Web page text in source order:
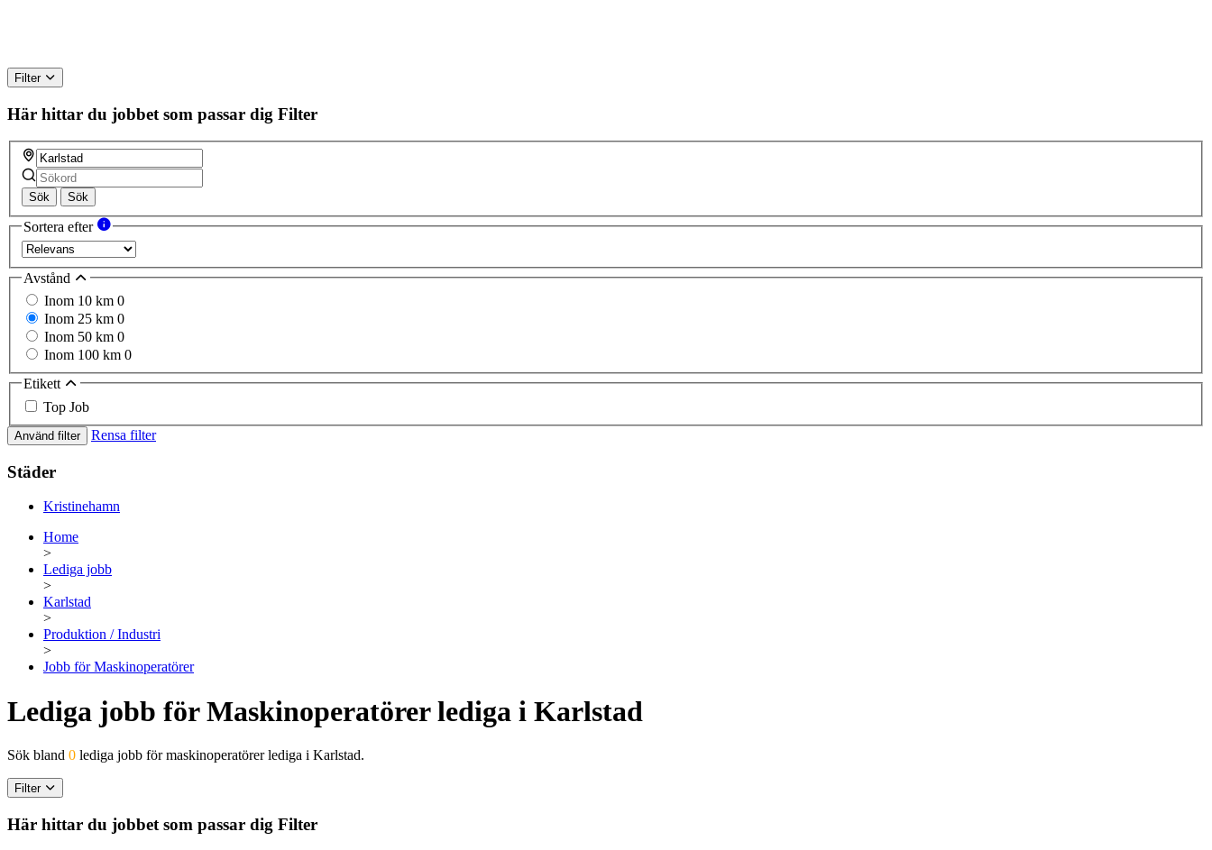
Filter
Här hittar du jobbet som passar dig Filter
Sök Sök
Sortera efter
Avstånd
Inom 10 km 0
Inom 25 km 0
Inom 50 km 0
Inom 100 km 0
Etikett
Top Job
Använd filter Rensa filter
Städer
Kristinehamn
Home
>
Lediga jobb
>
Karlstad
>
Produktion / Industri
>
Jobb för Maskinoperatörer
Lediga jobb för Maskinoperatörer lediga i Karlstad
Sök bland 0 lediga jobb för maskinoperatörer lediga i Karlstad.
Filter
Här hittar du jobbet som passar dig Filter